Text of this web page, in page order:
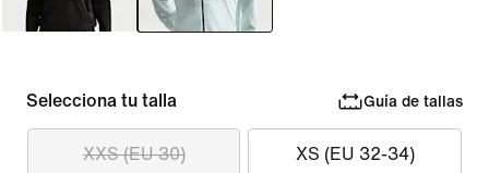
Selecciona tu talla Guía de tallas
XXS (EU 30) XS (EU 32-34)